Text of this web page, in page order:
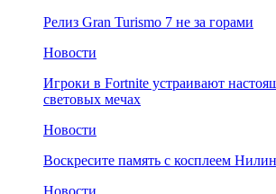
Релиз Gran Turismo 7 не за горами
Новости
Игроки в Fortnite устраивают
световых мечах
Новости
Воскресите память с косплеем
Новости